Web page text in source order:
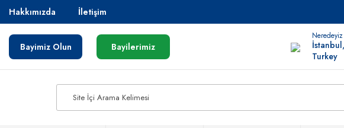
Hakkımızda İletişim
Bayimiz Olun Bayilerimiz
Neredeyiz
İstanbul,
Turkey